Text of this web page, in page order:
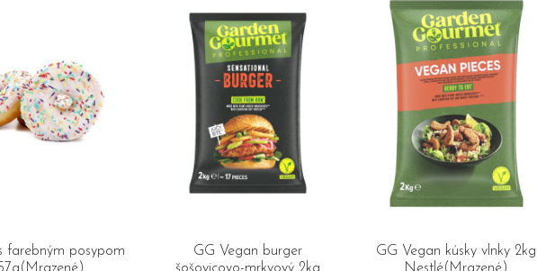
farebným posypom
GG Vegan burger
GG Vegan kúsky vlnky 2kg